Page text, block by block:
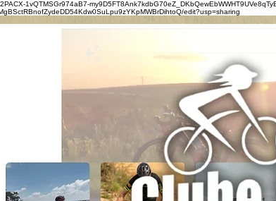
1vQTMSGr974aB7-
edit?usp=sharing